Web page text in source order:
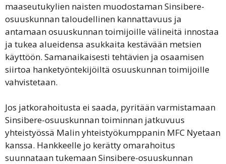
maaseutukylien naisten muodostaman Sinsibere-
osuuskunnan taloudellinen kannattavuus ja
antamaan osuuskunnan toimijoille välineitä innostaa
ja tukea alueidensa asukkaita kestävään metsien
käyttöön. Samanaikaisesti tehtävien ja osaamisen
siirtoa hanketyöntekijöiltä osuuskunnan toimijoille
vahvistetaan.
Jos jatkorahoitusta ei saada, pyritään varmistamaan
Sinsibere-osuuskunnan toiminnan jatkuvuus
yhteistyössä Malin yhteistyökumppanin MFC Nyetaan
kanssa. Hankkeelle jo kerätty omarahoitus
suunnataan tukemaan Sinsibere-osuuskunnan